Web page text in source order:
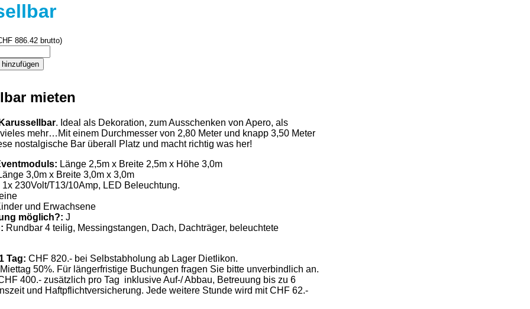
886.42 brutto)
mieten
Karussellbar. Ideal als Dekoration, zum Ausschenken von Apero, als
vieles mehr…Mit einem Durchmesser von 2,80 Meter und knapp 3,50 Meter
nostalgische Bar überall Platz und macht richtig was her!
Länge 2,5m x Breite 2,5m x Höhe 3,0m
3,0m x Breite 3,0m x 3,0m
1x 230Volt/T13/10Amp, LED Beleuchtung.
und Erwachsene
möglich?: J
Rundbar 4 teilig, Messingstangen, Dach, Dachträger, beleuchtete
Tag: CHF 820.- bei Selbstabholung ab Lager Dietlikon.
50%. Für längerfristige Buchungen fragen Sie bitte unverbindlich an.
400.- zusätzlich pro Tag inklusive Auf-/ Abbau, Betreuung bis zu 6
und Haftpflichtversicherung. Jede weitere Stunde wird mit CHF 62.-